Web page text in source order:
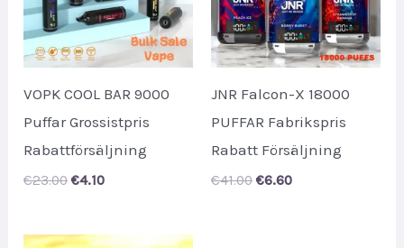
VOPK COOL BAR 9000
Puffar Grossistpris
Rabattförsäljning
€23.00 Original
€4.10Current
JNR Falcon-X 18000
PUFFAR Fabrikspris
Rabatt Försäljning
€41.00 Original
€6.60Current